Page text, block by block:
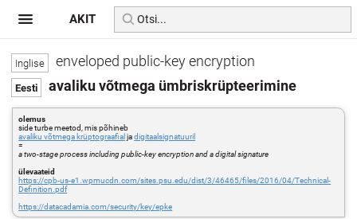
enveloped public-key encryption
avaliku võtmega ümbriskrüpteerimine
olemus
side turbe meetod, mis põhineb
avaliku võtmega krüptograafial jadigitaalsignatuuril
=
a two-stage process including public-key encryption and a digital signature
ülevaateid
https://cpb-us-e1.wpmucdn.com/sites.psu.edu/dist/3/46465/files/2016/04/Technical-
Definition.pdf
https://datacadamia.com/security/key/epke
AKIT